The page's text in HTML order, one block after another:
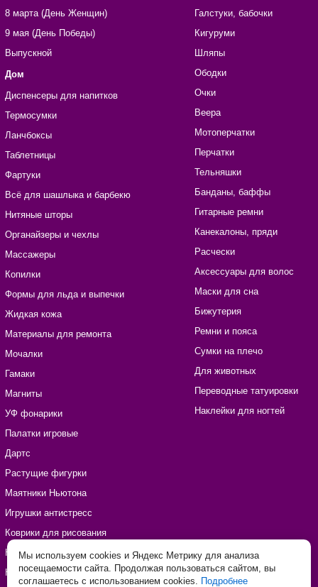
8 марта (День Женщин)
9 мая (День Победы)
Выпускной
Дом
Диспенсеры для напитков
Термосумки
Ланчбоксы
Таблетницы
Фартуки
Всё для шашлыка и барбекю
Нитяные шторы
Органайзеры и чехлы
Массажеры
Копилки
Формы для льда и выпечки
Жидкая кожа
Материалы для ремонта
Мочалки
Гамаки
Магниты
УФ фонарики
Палатки игровые
Дартс
Растущие фигурки
Маятники Ньютона
Игрушки антистресс
Коврики для рисования
Наборы для рукоделия
Наклейки виниловые
Галстуки, бабочки
Кигуруми
Шляпы
Ободки
Очки
Веера
Мотоперчатки
Перчатки
Тельняшки
Банданы, баффы
Гитарные ремни
Канекалоны, пряди
Расчески
Аксессуары для волос
Маски для сна
Бижутерия
Ремни и пояса
Сумки на плечо
Для животных
Переводные татуировки
Наклейки для ногтей
Мы используем cookies и Яндекс Метрику для анализа
посещаемости сайта. Продолжая пользоваться сайтом, вы
соглашаетесь с использованием cookies. Подробнее